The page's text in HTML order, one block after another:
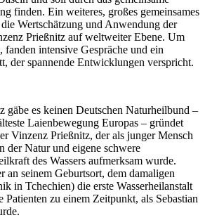
finden. Ein weiteres, großes gemeinsames
Wertschätzung und Anwendung der
Prießnitz auf weltweiter Ebene. Um
fanden intensive Gespräche und ein
der spannende Entwicklungen verspricht.
gäbe es keinen Deutschen Naturheilbund –
Laienbewegung Europas – gründet
Vinzenz Prießnitz, der als junger Mensch
der Natur und eigene schwere
des Wassers aufmerksam wurde.
an seinem Geburtsort, dem damaligen
in Tchechien) die erste Wasserheilanstalt
Patienten zu einem Zeitpunkt, als Sebastian